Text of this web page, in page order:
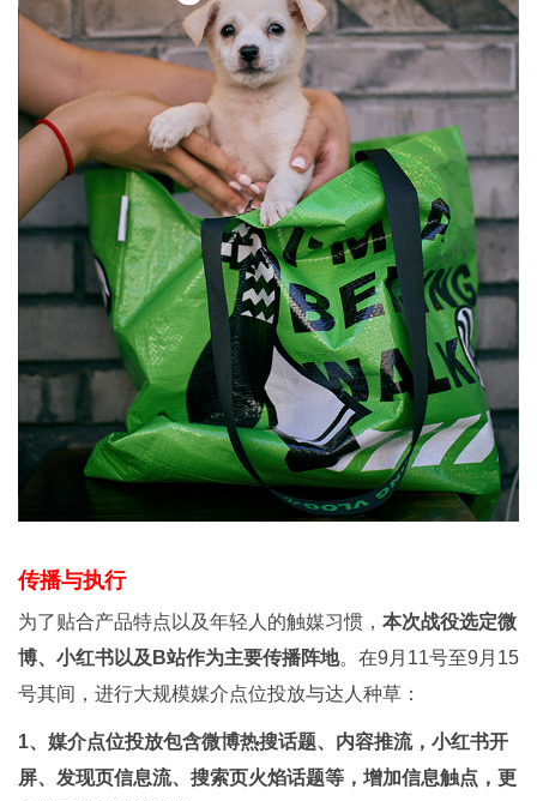
传播与执行
为了贴合产品特点以及年轻人的触媒习惯， 本次战役选定微
博、小红书以及B站作为主要传播阵地。在9月11号至9月15
号其间，进行大规模媒介点位投放与达人种草：
1、媒介点位投放包含微博热搜话题、内容推流，小红书开
屏、发现页信息流、搜索页火焰话题等，增加信息触点，更